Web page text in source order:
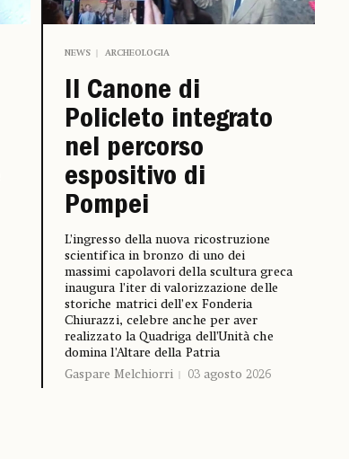
NEWS ARCHEOLOGIA
Il Canone di
Policleto integrato
nel percorso
espositivo di
Pompei
L’ingresso della nuova ricostruzione
scientifica in bronzo di uno dei
massimi capolavori della scultura greca
inaugura l’iter di valorizzazione delle
storiche matrici dell’ex Fonderia
Chiurazzi, celebre anche per aver
realizzato la Quadriga dell’Unità che
domina l’Altare della Patria
Gaspare Melchiorri
03 agosto 2026